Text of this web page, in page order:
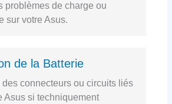
problèmes de charge ou
sur votre Asus.
de la Batterie
des connecteurs ou circuits liés
Asus si techniquement